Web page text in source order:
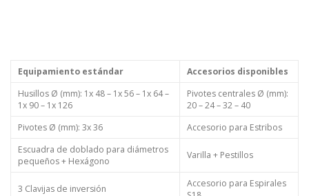
Equipamiento estándar
Accesorios disponibles
Husillos Ø (mm): 1x 48 – 1x 56 – 1x 64 –
1x 90 – 1x 126
Pivotes centrales Ø (mm):
20 – 24 – 32 – 40
Pivotes Ø (mm): 3x 36
Accesorio para Estribos
Escuadra de doblado para diámetros
pequeños + Hexágono
Varilla + Pestillos
3 Clavijas de inversión
Accesorio para Espirales